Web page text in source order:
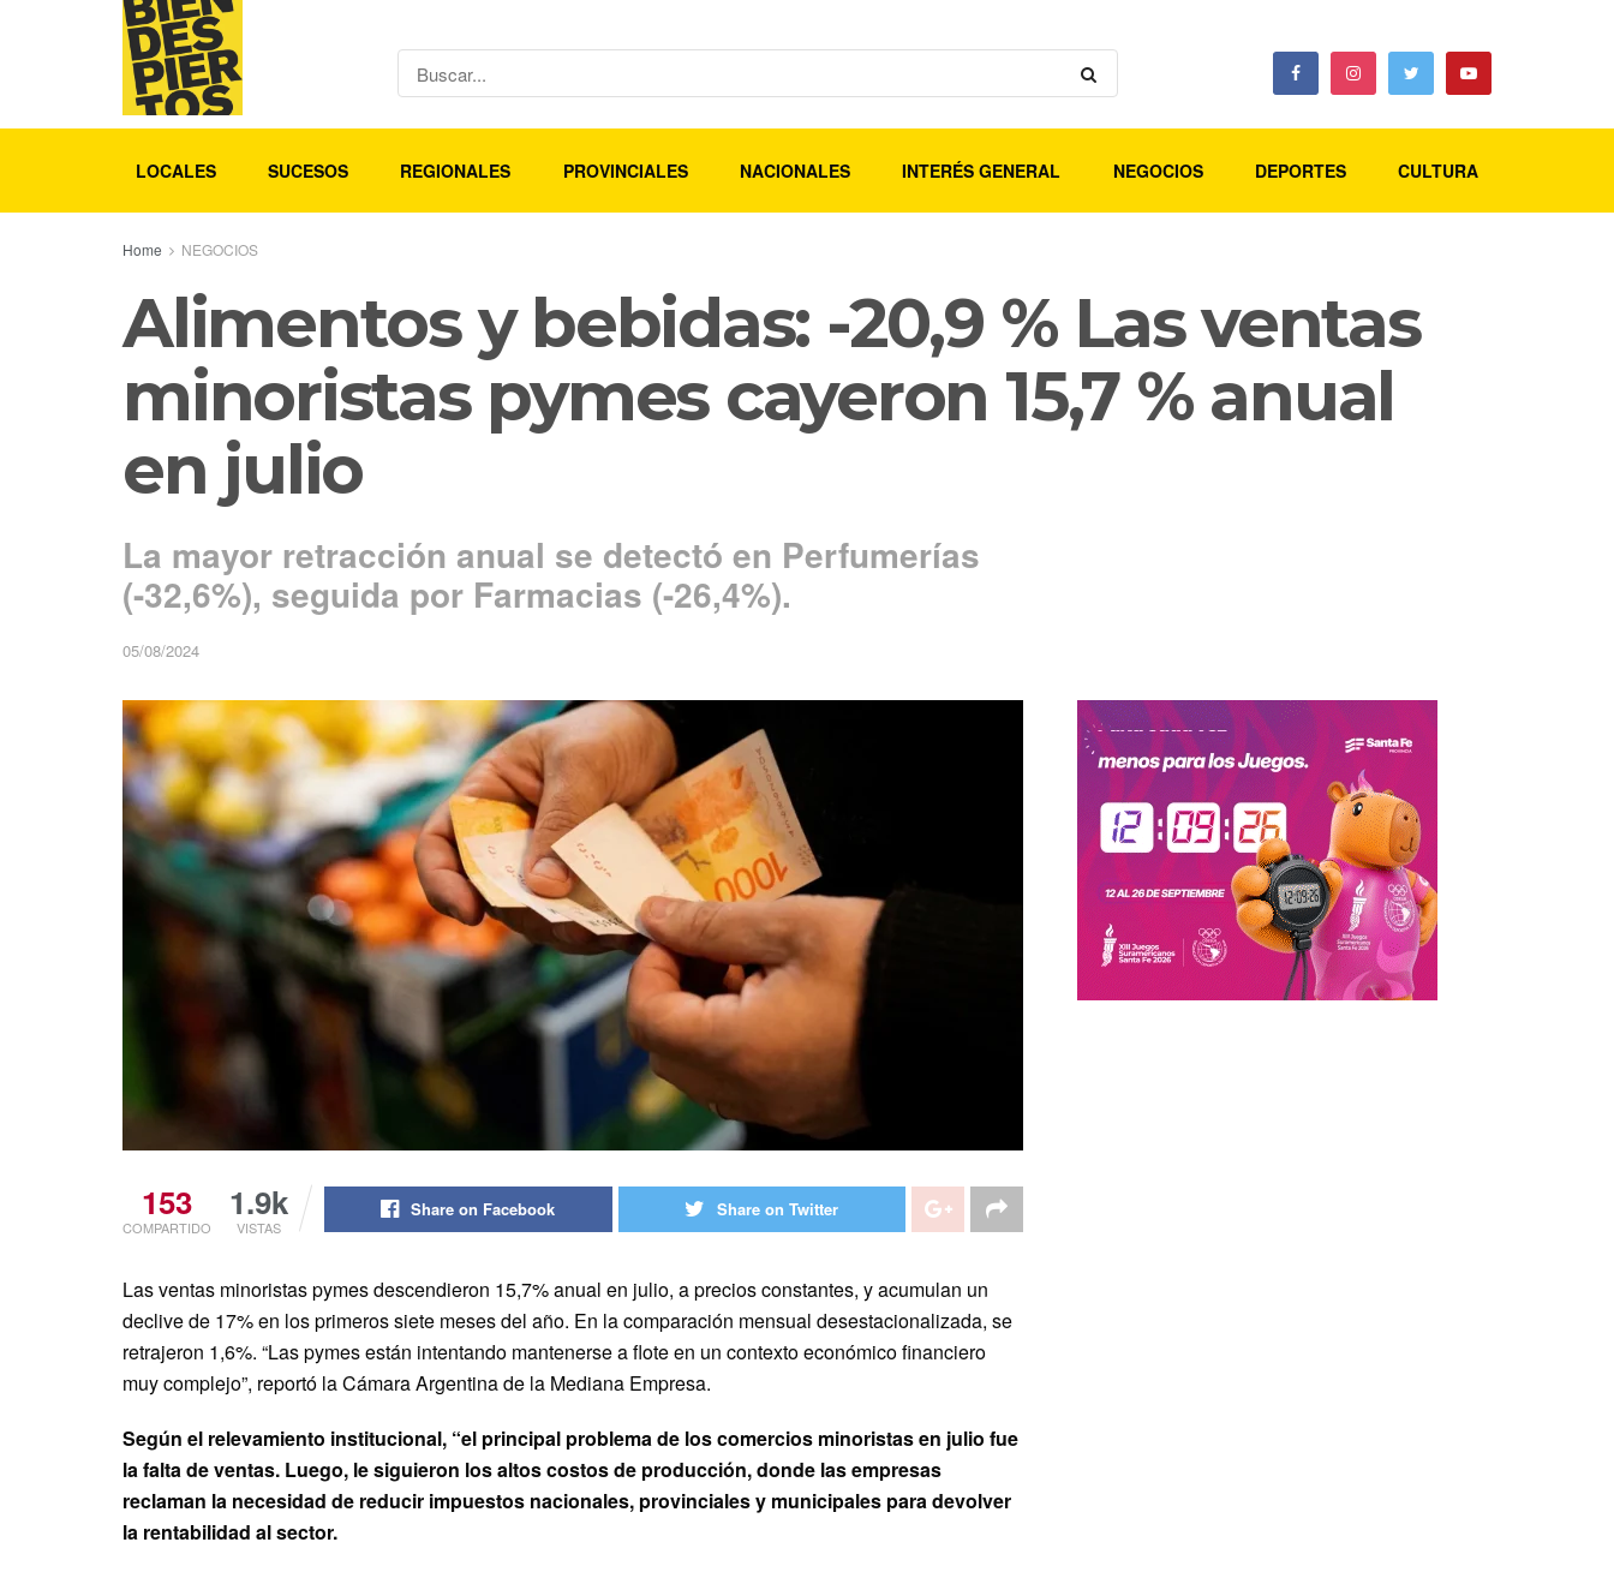
LOCALES SUCESOS REGIONALES PROVINCIALES NACIONALES INTERÉS GENERAL NEGOCIOS DEPORTES CULTURA
Home NEGOCIOS
Alimentos y bebidas: -20,9 % Las ventas
minoristas pymes cayeron 15,7 % anual
en julio
La mayor retracción anual se detectó en Perfumerías
(-32,6%), seguida por Farmacias (-26,4%).
05/08/2024
153
COMPARTIDO
1.9k
VISTAS
Share on Facebook Share on Twitter
Las ventas minoristas pymes descendieron 15,7% anual en julio, a precios constantes, y acumulan un
declive de 17% en los primeros siete meses del año. En la comparación mensual desestacionalizada, se
retrajeron 1,6%. “Las pymes están intentando mantenerse a flote en un contexto económico financiero
muy complejo”, reportó la Cámara Argentina de la Mediana Empresa.
Según el relevamiento institucional, “el principal problema de los comercios minoristas en julio fue
la falta de ventas. Luego, le siguieron los altos costos de producción, donde las empresas
reclaman la necesidad de reducir impuestos nacionales, provinciales y municipales para devolver
la rentabilidad al sector.